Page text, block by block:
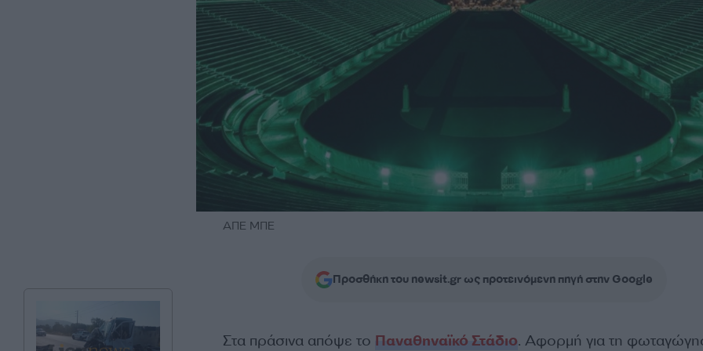
ΑΠΕ ΜΠΕ
Προσθήκη του newsit.gr ως προτεινόμενη πηγή στην Google
Στα πράσινα απόψε το Παναθηναϊκό Στάδιο. Αφορμή για τη